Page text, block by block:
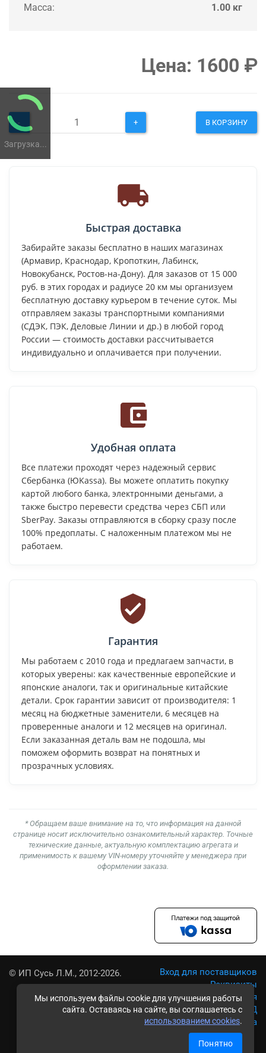
Мы используем файлы cookie для улучшения работы
сайта. Оставаясь на сайте, вы соглашаетесь с
использованием cookies.
Понятно
Загрузка...
Масса: 1.00 кг
Цена: 1600 ₽
- + В КОРЗИНУ
Быстрая доставка
Забирайте заказы бесплатно в наших магазинах
(Армавир, Краснодар, Кропоткин, Лабинск,
Новокубанск, Ростов-на-Дону). Для заказов от 15 000
руб. в этих городах и радиусе 20 км мы организуем
бесплатную доставку курьером в течение суток. Мы
отправляем заказы транспортными компаниями
(СДЭК, ПЭК, Деловые Линии и др.) в любой город
России — стоимость доставки рассчитывается
индивидуально и оплачивается при получении.
Удобная оплата
Все платежи проходят через надежный сервис
Сбербанка (ЮKassa). Вы можете оплатить покупку
картой любого банка, электронными деньгами, а
также быстро перевести средства через СБП или
SberPay. Заказы отправляются в сборку сразу после
100% предоплаты. С наложенным платежом мы не
работаем.
Гарантия
Мы работаем с 2010 года и предлагаем запчасти, в
которых уверены: как качественные европейские и
японские аналоги, так и оригинальные китайские
детали. Срок гарантии зависит от производителя: 1
месяц на бюджетные заменители, 6 месяцев на
проверенные аналоги и 12 месяцев на оригинал.
Если заказанная деталь вам не подошла, мы
поможем оформить возврат на понятных и
прозрачных условиях.
* Обращаем ваше внимание на то, что информация на данной
странице носит исключительно ознакомительный характер. Точные
технические данные, актуальную комплектацию агрегата и
применимость к вашему VIN-номеру уточняйте у менеджера при
оформлении заказа.
© ИП Сусь Л.М., 2012-2026.
Вход для поставщиков
Реквизиты
Условия использования
Политика обработки ПД
Карта сайта